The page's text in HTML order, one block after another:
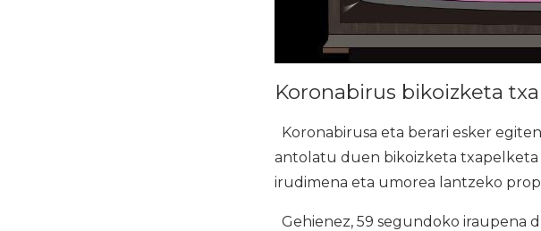
Koronabirus bikoizketa
Koronabirusa eta berari esker
antolatu duen bikoizketa txapelketa
irudimena eta umorea lantzeko
Gehienez, 59 segundoko iraupena